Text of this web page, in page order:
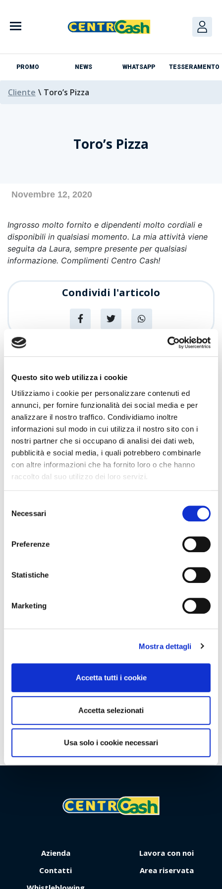
Questo sito web utilizza i cookie
Utilizziamo i cookie per personalizzare contenuti ed
annunci, per fornire funzionalità dei social media e per
analizzare il nostro traffico. Condividiamo inoltre
informazioni sul modo in cui utilizza il nostro sito con i
nostri partner che si occupano di analisi dei dati web,
pubblicità e social media, i quali potrebbero combinarle
con altre informazioni che ha fornito loro o che hanno
raccolto dal suo utilizzo dei loro servizi.
delNecessari
Preferenze
Statistiche
Marketing
Mostra dettagli
Accetta tutti i cookie
Accetta selezionati
Usa solo i cookie necessari
content
PROMO NEWS WHATSAPP TESSERAMENTO
Cliente \ Toro’s Pizza
Promozioni
Assortimento
Toro’s Pizza
Novembre 12, 2020
Ingrosso molto fornito e dipendenti molto cordiali e
disponibili in qualsiasi momento. La mia attività viene
seguita da Laura, sempre presente per qualsiasi
informazione. Complimenti Centro Cash!
Condividi l'articolo
Articoli recenti
Sempre più Buoni
Centro Cash Oristano si rinnova: più
spazio, più assortimento, più servizi
Centro Cash celebra 20 anni
Concorso Vinci 20
Colori del Gusto 2024
Territorio
Azienda
Lavora con noi
Contatti
Area riservata